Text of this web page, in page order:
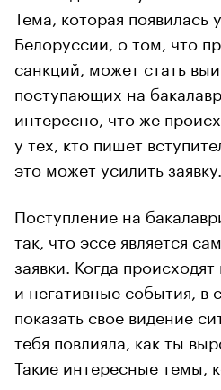
Тема, которая появилась
Белоруссии, о том, что
санкций, может стать
поступающих на
интересно, что же
у тех, кто пишет
это может усилить заявку.
Поступление на
так, что эссе является
заявки. Когда
и негативные события,
показать свое видение
тебя повлияла, как ты
Такие интересные темы,